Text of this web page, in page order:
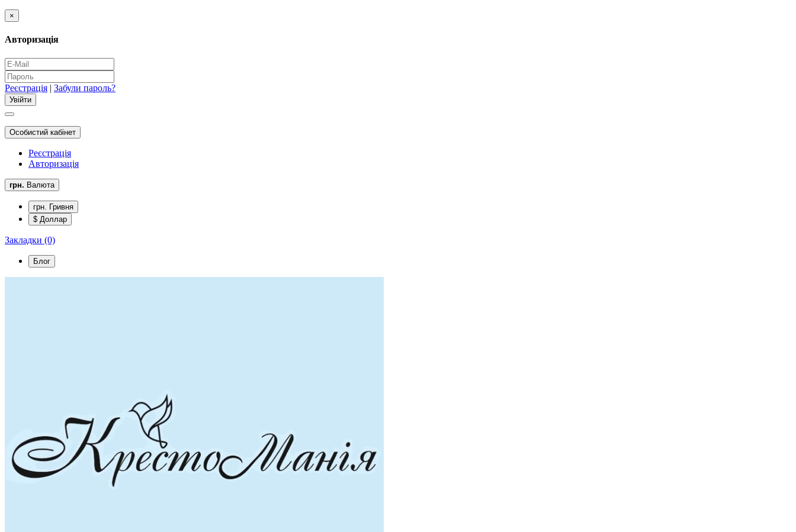
×
Авторизація
Реєстрація | Забули пароль?
Особистий кабінет
Реєстрація
Авторизація
грн. Валюта
грн. Гривня
$ Доллар
Закладки (0)
Блог